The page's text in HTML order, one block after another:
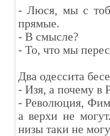
- Люся, мы с
прямые.
- В смысле?
- То, что мы
Два одессита
- Изя, а почему в
- Революция,
а верхи не
низы таки не